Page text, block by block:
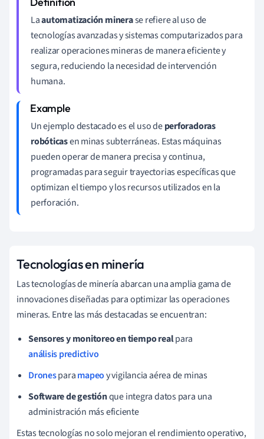
Laautomatización minerase refiere al uso de
tecnologías avanzadas y sistemas computarizados para
realizar operaciones mineras de manera eficiente y
segura, reduciendo la necesidad de intervención
humana.
Un ejemplo destacado es el uso deperforadoras
robóticasen minas subterráneas. Estas máquinas
pueden operar de manera precisa y continua,
programadas para seguir trayectorias específicas que
optimizan el tiempo y los recursos utilizados en la
perforación.
Tecnologías en minería
Las tecnologías de minería abarcan una amplia gama de
innovaciones diseñadas para optimizar las operaciones
mineras. Entre las más destacadas se encuentran:
Sensores y monitoreo en tiempo realpara
análisis predictivo
Dronesparamapeoy vigilancia aérea de minas
Software de gestiónque integra datos para una
administración más eficiente
Estas tecnologías no solo mejoran el rendimiento operativo,